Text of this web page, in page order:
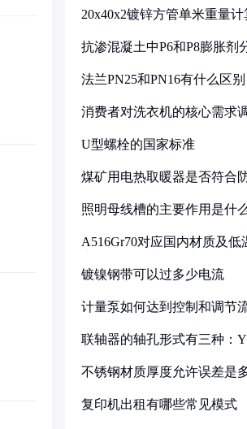
20x40x2镀锌方管单米重量
抗渗混凝土中P6和P8膨胀剂
法兰PN25和PN16有什么区别
消费者对洗衣机的核心需求
U型螺栓的国家标准
煤矿用电热取暖器是否符合
照明母线槽的主要作用是什
A516Gr70对应国内材质及低
镀镍钢带可以过多少电流
计量泵如何达到控制和调节
联轴器的轴孔形式有三种：
不锈钢材质厚度允许误差是
复印机出租有哪些常见模式